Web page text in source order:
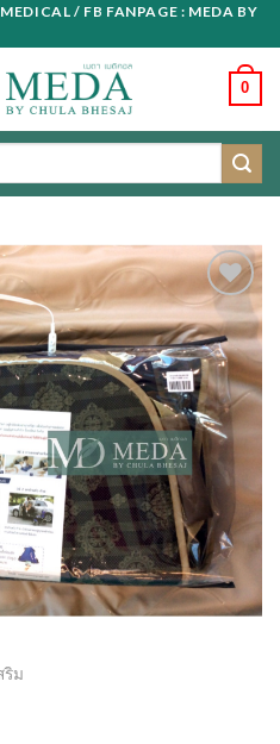
/ FB FANPAGE : MEDA BY
0
ริม